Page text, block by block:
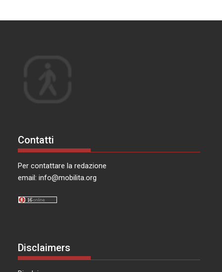
Contatti
Per contattare la redazione
email:info@mobilita.org
Disclaimers